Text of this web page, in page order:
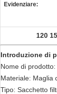
Evidenziare:
120
Introduzione di
Nome di
Materiale: Maglia
Tipo: Sacchetto